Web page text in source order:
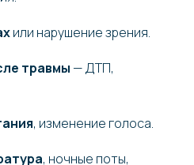
или нарушение зрения.
травмы — ДТП,
, изменение голоса.
, ночные поты,